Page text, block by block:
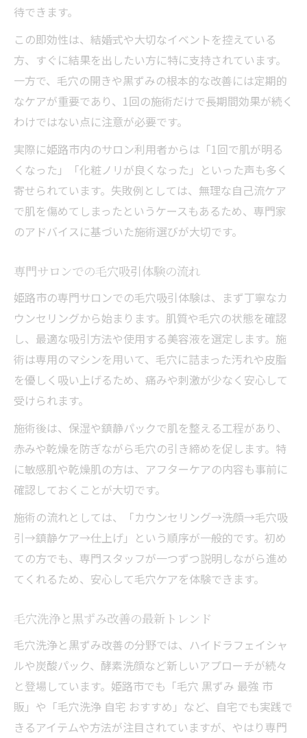
待できます。
この即効性は、結婚式や大切なイベントを控えている
方、すぐに結果を出したい方に特に支持されています。
一方で、毛穴の開きや黒ずみの根本的な改善には定期的
なケアが重要であり、1回の施術だけで長期間効果が続く
わけではない点に注意が必要です。
実際に姫路市内のサロン利用者からは「1回で肌が明る
くなった」「化粧ノリが良くなった」といった声も多く
寄せられています。失敗例としては、無理な自己流ケア
で肌を傷めてしまったというケースもあるため、専門家
のアドバイスに基づいた施術選びが大切です。
専門サロンでの毛穴吸引体験の流れ
姫路市の専門サロンでの毛穴吸引体験は、まず丁寧なカ
ウンセリングから始まります。肌質や毛穴の状態を確認
し、最適な吸引方法や使用する美容液を選定します。施
術は専用のマシンを用いて、毛穴に詰まった汚れや皮脂
を優しく吸い上げるため、痛みや刺激が少なく安心して
受けられます。
施術後は、保湿や鎮静パックで肌を整える工程があり、
赤みや乾燥を防ぎながら毛穴の引き締めを促します。特
に敏感肌や乾燥肌の方は、アフターケアの内容も事前に
確認しておくことが大切です。
施術の流れとしては、「カウンセリング→洗顔→毛穴吸
引→鎮静ケア→仕上げ」という順序が一般的です。初め
ての方でも、専門スタッフが一つずつ説明しながら進め
てくれるため、安心して毛穴ケアを体験できます。
毛穴洗浄と黒ずみ改善の最新トレンド
毛穴洗浄と黒ずみ改善の分野では、ハイドラフェイシャ
ルや炭酸パック、酵素洗顔など新しいアプローチが続々
と登場しています。姫路市でも「毛穴 黒ずみ 最強 市
販」や「毛穴洗浄 自宅 おすすめ」など、自宅でも実践で
きるアイテムや方法が注目されていますが、やはり専門